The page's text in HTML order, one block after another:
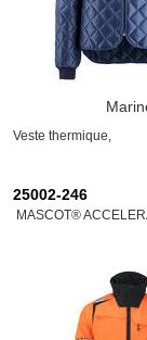
Veste thermique,
25002-246
MASCOT®